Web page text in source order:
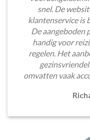
snel. De
klantenservice is
De aangeboden
handig voor
regelen. Het
omvatten vaak